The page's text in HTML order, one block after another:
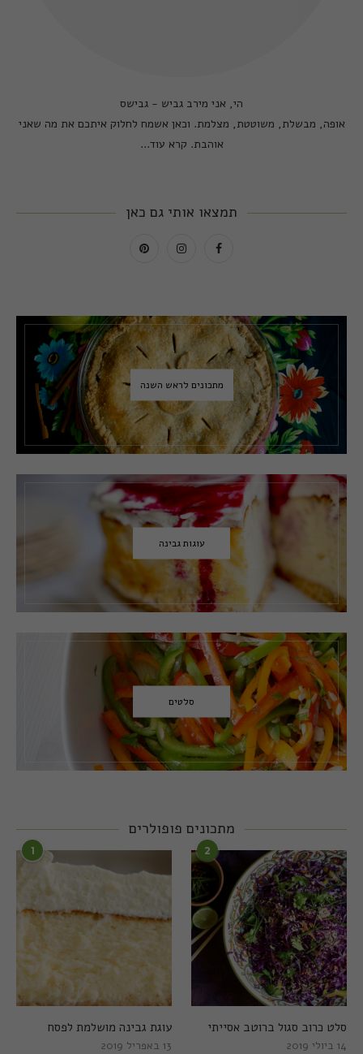
הי, אני מירב גביש - גבישס
אופה, מבשלת, משוטטת, מצלמת. וכאן אשמח לחלוק איתכם את מה שאני
אוהבת. קרא עוד...
תמצאו אותי גם כאן
מתכונים לראש השנה
עוגות גבינה
סלטים
מתכונים פופולרים
1
עוגת גבינה מושלמת לפסח
13 באפריל 2019
2
סלט כרוב סגול ברוטב אסייתי
14 ביולי 2019